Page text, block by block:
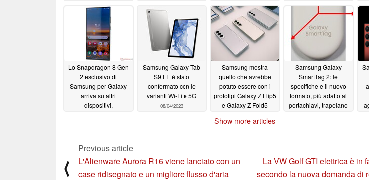
08/09/2023
Lo Snapdragon 8 Gen
2 esclusivo di
Samsung per Galaxy
arriva su altri
dispositivi,
Samsung Galaxy Tab
S9 FE è stato
confermato con le
varianti Wi-Fi e 5G
08/04/2023
Samsung mostra
quello che avrebbe
potuto essere con i
prototipi Galaxy Z Flip5
e Galaxy Z Fold5
Samsung Galaxy
SmartTag 2: le
specifiche e il nuovo
formato, più adatto al
portachiavi, trapelano
Show more articles
⟨
Previous article
L'Alienware Aurora R16 viene lanciato con un
case ridisegnato e un migliore flusso d'aria
La VW Golf GTI elettrica è in
secondo la nuova domanda di